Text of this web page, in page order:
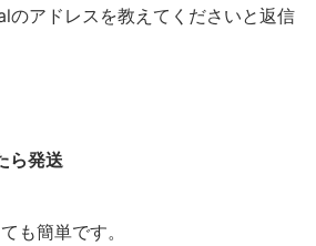
のアドレスを教えてくださいと返信
ら発送
も簡単です。